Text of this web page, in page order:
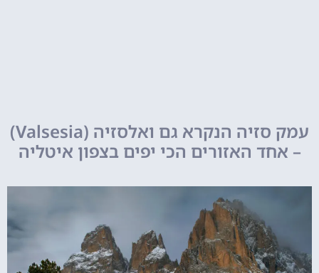
עמק סזיה הנקרא גם ואלסזיה (Valsesia)
– אחד האזורים הכי יפים בצפון איטליה